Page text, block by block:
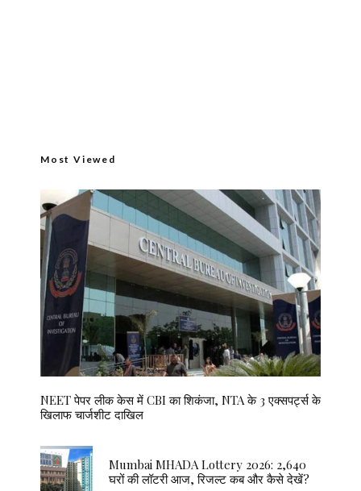
Most Viewed
NEET पेपर लीक केस में CBI का शिकंजा, NTA के 3 एक्सपर्ट्स के
खिलाफ चार्जशीट दाखिल
Mumbai MHADA Lottery 2026: 2,640
घरों की लॉटरी आज, रिजल्ट कब और कैसे देखें?